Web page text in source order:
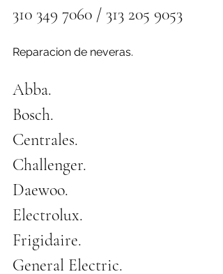
310 349 7060 / 313 205 9053
Reparacion de neveras.
Abba.
Bosch.
Centrales.
Challenger.
Daewoo.
Electrolux.
Frigidaire.
General Electric.